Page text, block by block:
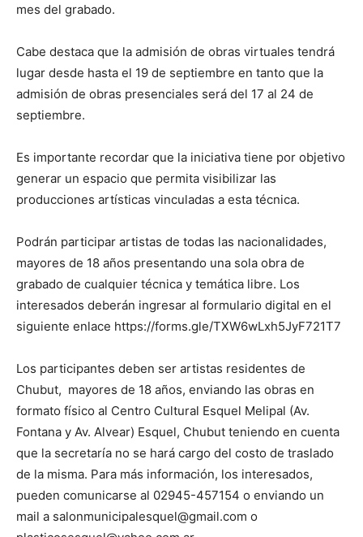
mes del grabado.
Cabe destaca que la admisión de obras virtuales tendrá
lugar desde hasta el 19 de septiembre en tanto que la
admisión de obras presenciales será del 17 al 24 de
septiembre.
Es importante recordar que la iniciativa tiene por objetivo
generar un espacio que permita visibilizar las
producciones artísticas vinculadas a esta técnica.
Podrán participar artistas de todas las nacionalidades,
mayores de 18 años presentando una sola obra de
grabado de cualquier técnica y temática libre. Los
interesados deberán ingresar al formulario digital en el
siguiente enlace https://forms.gle/TXW6wLxh5JyF721T7
Los participantes deben ser artistas residentes de
Chubut, mayores de 18 años, enviando las obras en
formato físico al Centro Cultural Esquel Melipal (Av.
Fontana y Av. Alvear) Esquel, Chubut teniendo en cuenta
que la secretaría no se hará cargo del costo de traslado
de la misma. Para más información, los interesados,
pueden comunicarse al 02945-457154 o enviando un
mail a salonmunicipalesquel@gmail.com o